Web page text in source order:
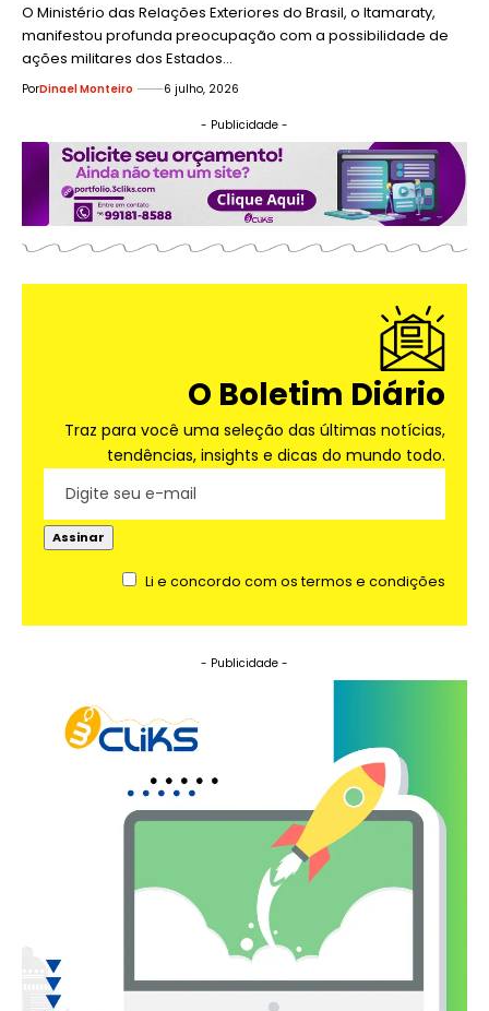
O Ministério das Relações Exteriores do Brasil, o Itamaraty,
manifestou profunda preocupação com a possibilidade de
ações militares dos Estados…
PorDinael Monteiro 6 julho, 2026
- Publicidade -
O Boletim Diário
Traz para você uma seleção das últimas notícias,
tendências, insights e dicas do mundo todo.
Li e concordo com os termos e condições
- Publicidade -